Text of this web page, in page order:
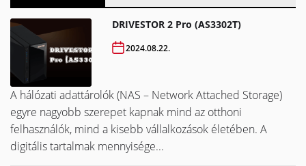
DRIVESTOR 2 Pro (AS3302T)
2024.08.22.
A hálózati adattárolók (NAS – Network Attached Storage)
egyre nagyobb szerepet kapnak mind az otthoni
felhasználók, mind a kisebb vállalkozások életében. A
digitális tartalmak mennyisége...